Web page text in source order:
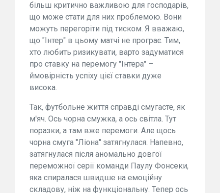
більш критично важливою для господарів,
що може стати для них проблемою. Вони
можуть перегоріти під тиском. Я вважаю,
що "Інтер" в цьому матчі не програє. Тим,
хто любить ризикувати, варто задуматися
про ставку на перемогу "Інтера" –
ймовірність успіху цієї ставки дуже
висока.
Так, футбольне життя справді смугасте, як
м'яч. Ось чорна смужка, а ось світла. Тут
поразки, а там вже перемоги. Але щось
чорна смуга "Ліона" затягнулася. Напевно,
затягнулася після аномально довгої
переможної серії команди Паулу Фонсеки,
яка спиралася швидше на емоційну
складову, ніж на функціональну. Тепер ось